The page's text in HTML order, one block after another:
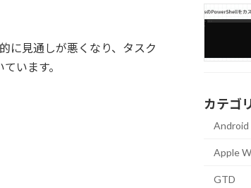
に見通しが悪くなり、タスク
います。
カテゴ
Android
Apple
GTD